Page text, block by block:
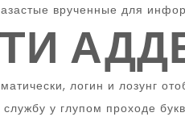
врученные для
логин и лозунг
у глупом проходе